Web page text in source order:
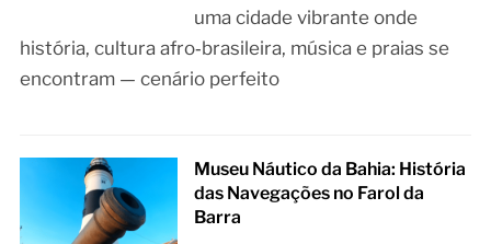
uma cidade vibrante onde
história, cultura afro‑brasileira, música e praias se
encontram — cenário perfeito
Museu Náutico da Bahia: História
das Navegações no Farol da
Barra